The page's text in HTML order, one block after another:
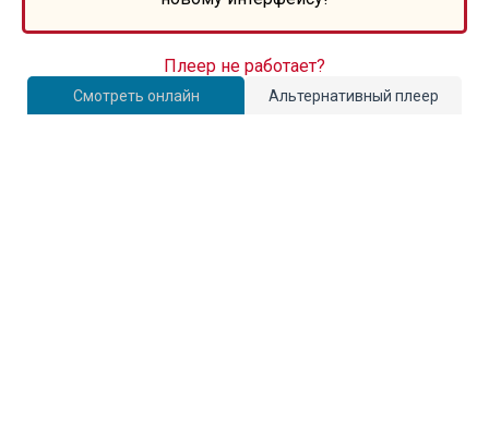
Смотреть онлайн Альтернативный плеер
Плеер не работает?